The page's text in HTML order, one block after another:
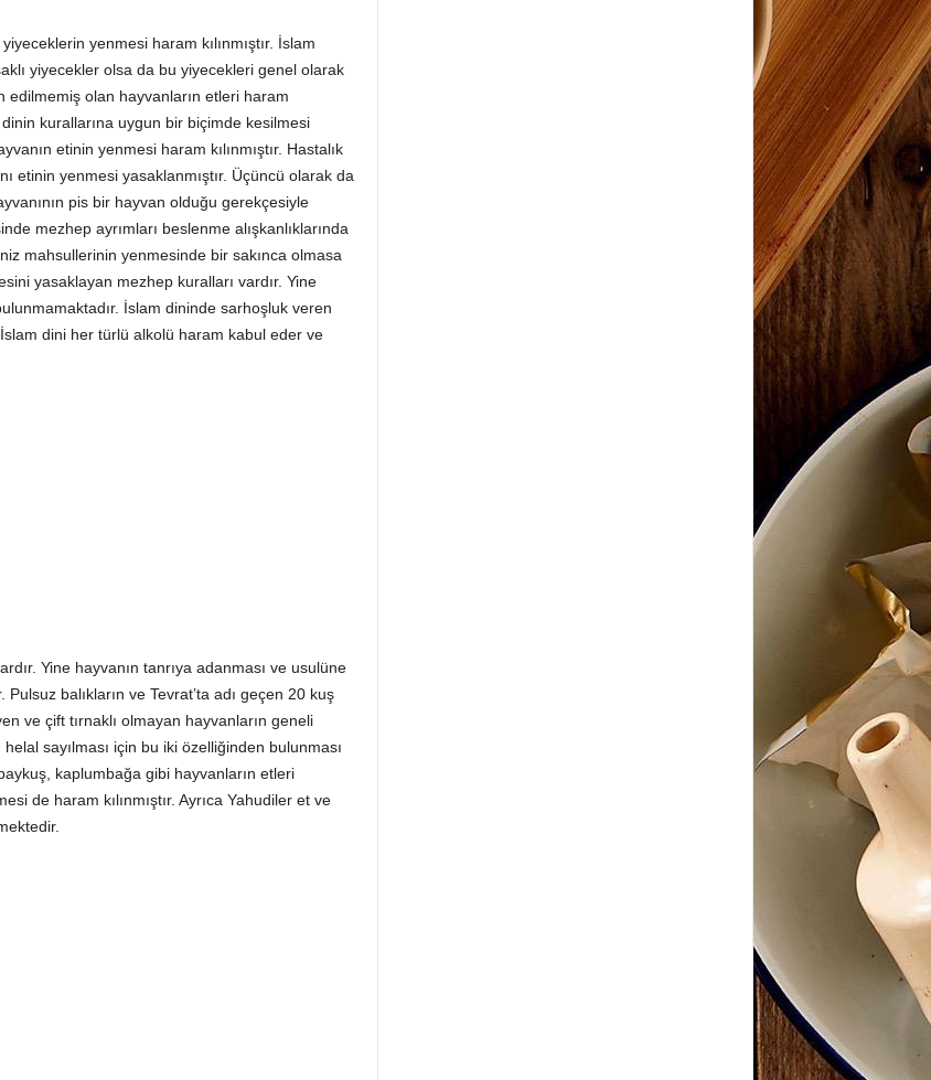
yenmesi haram kılınmıştır. İslam
yiyecekler olsa da bu yiyecekleri genel olarak
edilmemiş olan hayvanların etleri haram
kurallarına uygun bir biçimde kesilmesi
etinin yenmesi haram kılınmıştır. Hastalık
etinin yenmesi yasaklanmıştır. Üçüncü olarak da
pis bir hayvan olduğu gerekçesiyle
mezhep ayrımları beslenme alışkanlıklarında
mahsullerinin yenmesinde bir sakınca olmasa
yasaklayan mezhep kuralları vardır. Yine
İslam dininde sarhoşluk veren
İslam dini her türlü alkolü haram kabul eder ve
Yine hayvanın tanrıya adanması ve usulüne
balıkların ve Tevrat’ta adı geçen 20 kuş
ve çift tırnaklı olmayan hayvanların geneli
sayılması için bu iki özelliğinden bulunması
kaplumbağa gibi hayvanların etleri
de haram kılınmıştır. Ayrıca Yahudiler et ve